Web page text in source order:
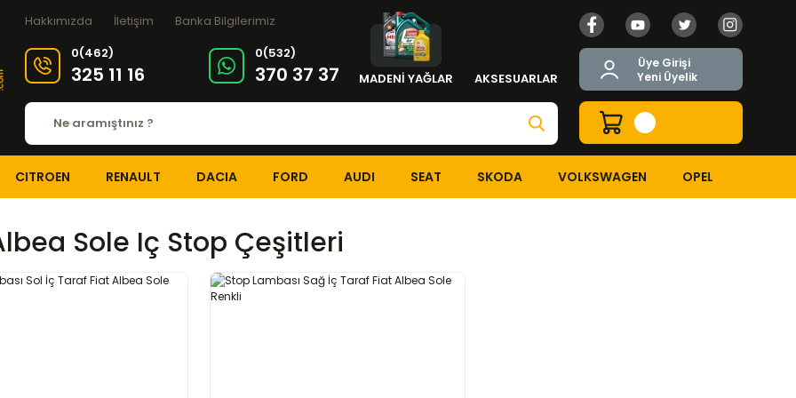
Hakkımızda İletişim
Banka Bilgilerimiz
0(462)
325 11 16
0(532)
370 37 37 MADENİ YAĞLAR AKSESUARLAR
Üye Girişi
Yeni Üyelik
CITROEN RENAULT DACIA FORD AUDI SEAT SKODA VOLKSWAGEN OPEL
Sole Iç Stop Çeşitleri